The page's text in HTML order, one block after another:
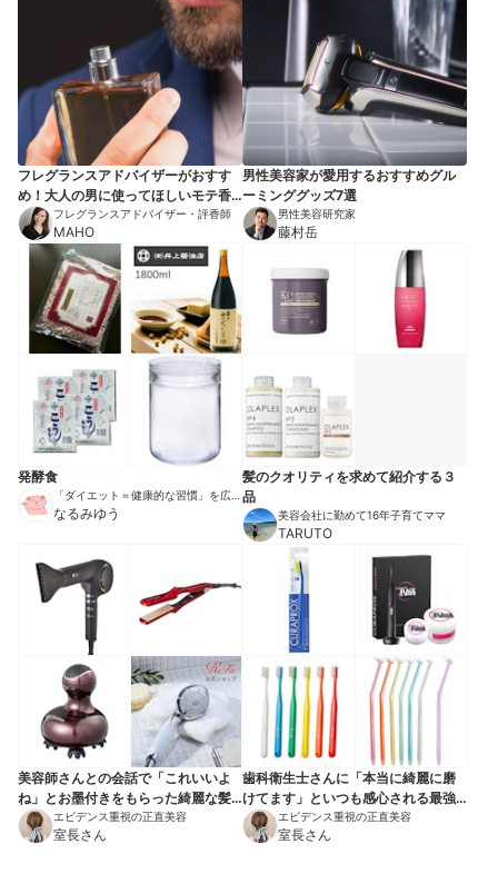
フレグランスアドバイザーがおすす
め！大人の男に使ってほしいモテ香
水7選 フレグランスアドバイザー・評香師
MAHO
男性美容家が愛用するおすすめグル
ーミンググッズ7選
男性美容研究家
藤村岳
発酵食
「ダイエット＝健康的な習慣」を広め
る伝道師
なるみゆう
髪のクオリティを求めて紹介する３
品
美容会社に勤めて16年子育てママ
TARUTO
美容師さんとの会話で「これいいよ
ね」とお墨付きをもらった綺麗な髪
をキープする神ヘアアイテム
エビデンス重視の正直美容
室長さん
歯科衛生士さんに「本当に綺麗に磨
けてます」といつも感心される最強
歯磨きアイテム
エビデンス重視の正直美容
室長さん